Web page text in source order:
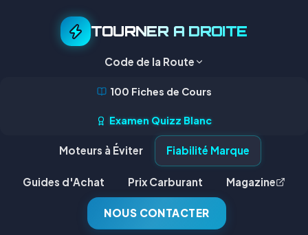
TOURNER A DROITE
Code de la Route
100 Fiches de Cours
Examen Quizz Blanc
Moteurs à Éviter Fiabilité Marque
Guides d'Achat Prix Carburant Magazine
NOUS CONTACTER